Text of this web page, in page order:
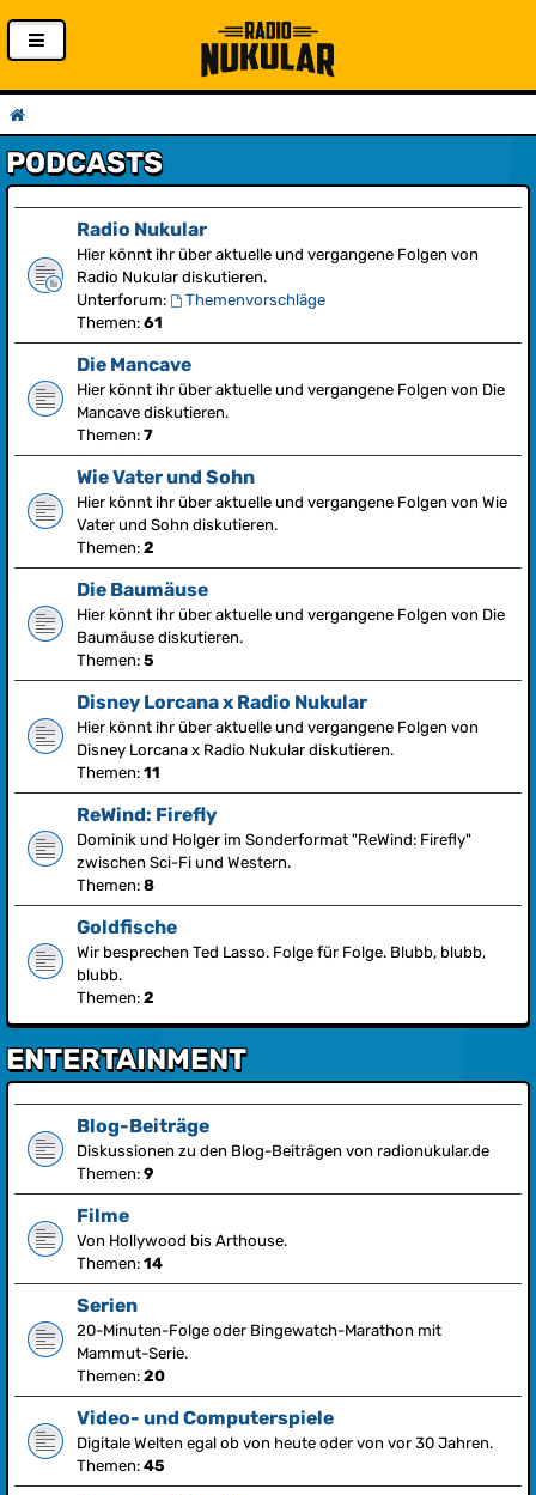
PODCASTS
Radio Nukular
Hier könnt ihr über aktuelle und vergangene Folgen von
Radio Nukular diskutieren.
Unterforum:
Themenvorschläge
Themen: 61
Die Mancave
Hier könnt ihr über aktuelle und vergangene Folgen von Die
Mancave diskutieren.
Themen: 7
Wie Vater und Sohn
Hier könnt ihr über aktuelle und vergangene Folgen von Wie
Vater und Sohn diskutieren.
Themen: 2
Die Baumäuse
Hier könnt ihr über aktuelle und vergangene Folgen von Die
Baumäuse diskutieren.
Themen: 5
Disney Lorcana x Radio Nukular
Hier könnt ihr über aktuelle und vergangene Folgen von
Disney Lorcana x Radio Nukular diskutieren.
Themen: 11
ReWind: Firefly
Dominik und Holger im Sonderformat "ReWind: Firefly"
zwischen Sci-Fi und Western.
Themen: 8
Goldfische
Wir besprechen Ted Lasso. Folge für Folge. Blubb, blubb,
blubb.
Themen: 2
ENTERTAINMENT
Blog-Beiträge
Diskussionen zu den Blog-Beiträgen von radionukular.de
Themen: 9
Filme
Von Hollywood bis Arthouse.
Themen: 14
Serien
20-Minuten-Folge oder Bingewatch-Marathon mit
Mammut-Serie.
Themen: 20
Video- und Computerspiele
Digitale Welten egal ob von heute oder von vor 30 Jahren.
Themen: 45